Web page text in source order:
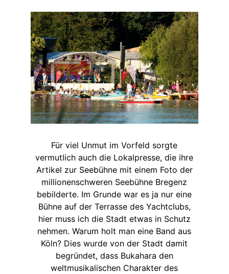
Für viel Unmut im Vorfeld sorgte
vermutlich auch die Lokalpresse, die ihre
Artikel zur Seebühne mit einem Foto der
millionenschweren Seebühne Bregenz
bebilderte. Im Grunde war es ja nur eine
Bühne auf der Terrasse des Yachtclubs,
hier muss ich die Stadt etwas in Schutz
nehmen. Warum holt man eine Band aus
Köln? Dies wurde von der Stadt damit
begründet, dass Bukahara den
weltmusikalischen Charakter des